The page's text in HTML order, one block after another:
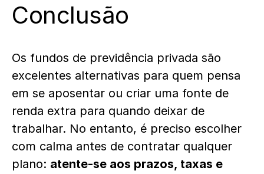
Conclusão
Os fundos de previdência privada são
excelentes alternativas para quem pensa
em se aposentar ou criar uma fonte de
renda extra para quando deixar de
trabalhar. No entanto, é preciso escolher
com calma antes de contratar qualquer
plano: atente-se aos prazos, taxas e